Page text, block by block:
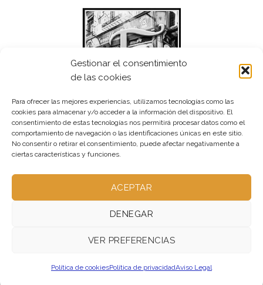
Gestionar el consentimiento
de las cookies
Para ofrecer las mejores experiencias, utilizamos tecnologías como las
cookies para almacenar y/o acceder a la información del dispositivo. El
consentimiento de estas tecnologías nos permitirá procesar datos como el
comportamiento de navegación o las identificaciones únicas en este sitio.
No consentir o retirar el consentimiento, puede afectar negativamente a
ciertas características y funciones.
ACEPTAR
DENEGAR
VER PREFERENCIAS
Política de cookiesPolítica de privacidadAviso Legal
FAQ – NO UTILIZADA